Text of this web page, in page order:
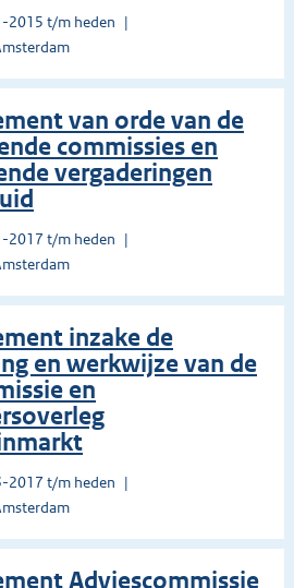
2015 t/m heden
van orde van de
commissies en
vergaderingen
2017 t/m heden
inzake de
en werkwijze van de
en
2017 t/m heden
Adviescommissie